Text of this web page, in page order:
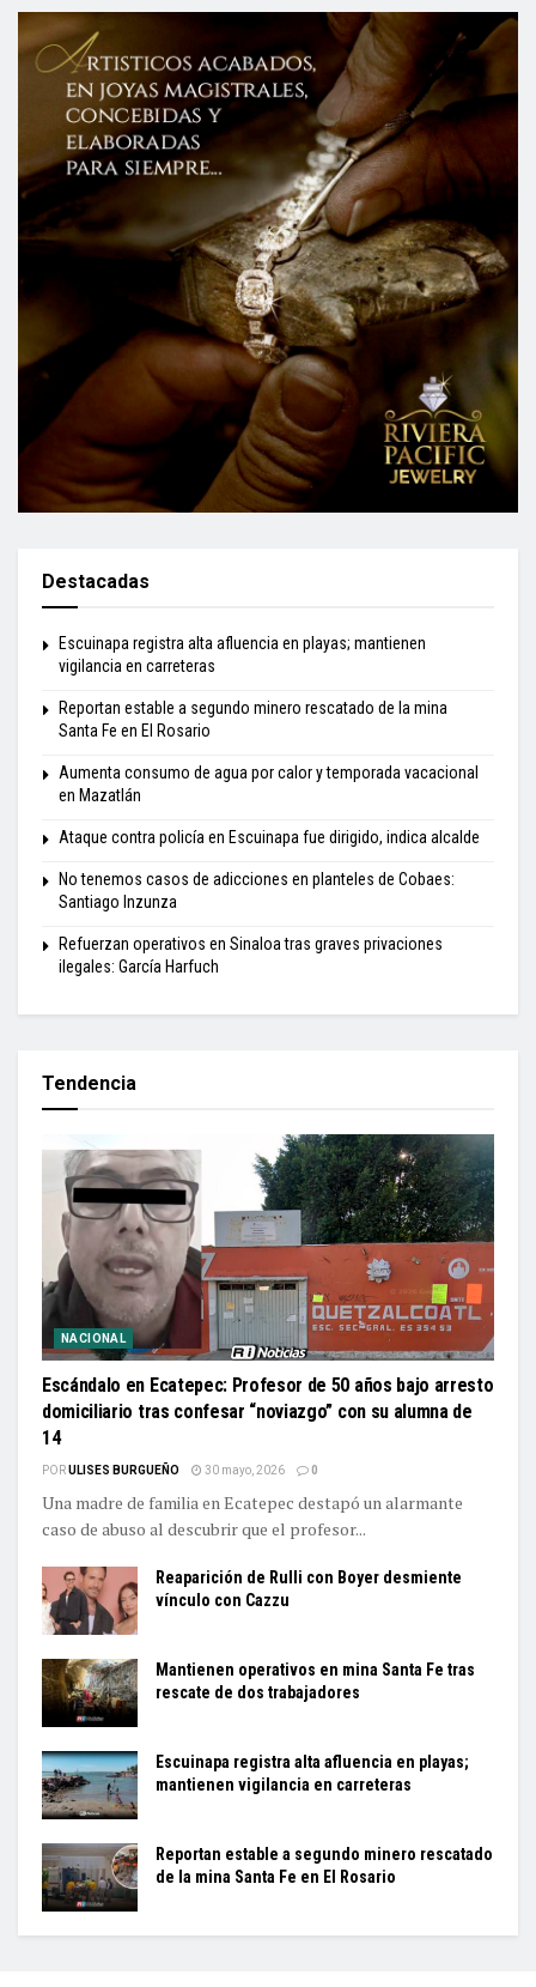
Destacadas
Escuinapa registra alta afluencia en playas; mantienen
vigilancia en carreteras
Reportan estable a segundo minero rescatado de la mina
Santa Fe en El Rosario
Aumenta consumo de agua por calor y temporada vacacional
en Mazatlán
Ataque contra policía en Escuinapa fue dirigido, indica alcalde
No tenemos casos de adicciones en planteles de Cobaes:
Santiago Inzunza
Refuerzan operativos en Sinaloa tras graves privaciones
ilegales: García Harfuch
Tendencia
NACIONAL
Escándalo en Ecatepec: Profesor de 50 años bajo arresto
domiciliario tras confesar “noviazgo” con su alumna de
14
PORULISES BURGUEÑO 30 mayo, 2026 0
Una madre de familia en Ecatepec destapó un alarmante
caso de abuso al descubrir que el profesor...
Reaparición de Rulli con Boyer desmiente
vínculo con Cazzu
Mantienen operativos en mina Santa Fe tras
rescate de dos trabajadores
Escuinapa registra alta afluencia en playas;
mantienen vigilancia en carreteras
Reportan estable a segundo minero rescatado
de la mina Santa Fe en El Rosario